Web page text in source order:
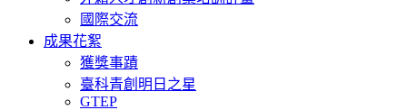
國際交流
成果花絮
獲獎事蹟
臺科青創明日之星
GTEP